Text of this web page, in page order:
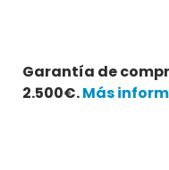
Garantía de
2.500€.Más